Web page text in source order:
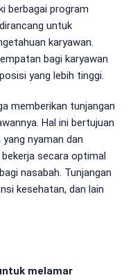
berbagai program
untuk
karyawan.
bagi karyawan
yang lebih tinggi.
memberikan tunjangan
Hal ini bertujuan
nyaman dan
secara optimal
nasabah. Tunjangan
kesehatan, dan lain
melamar